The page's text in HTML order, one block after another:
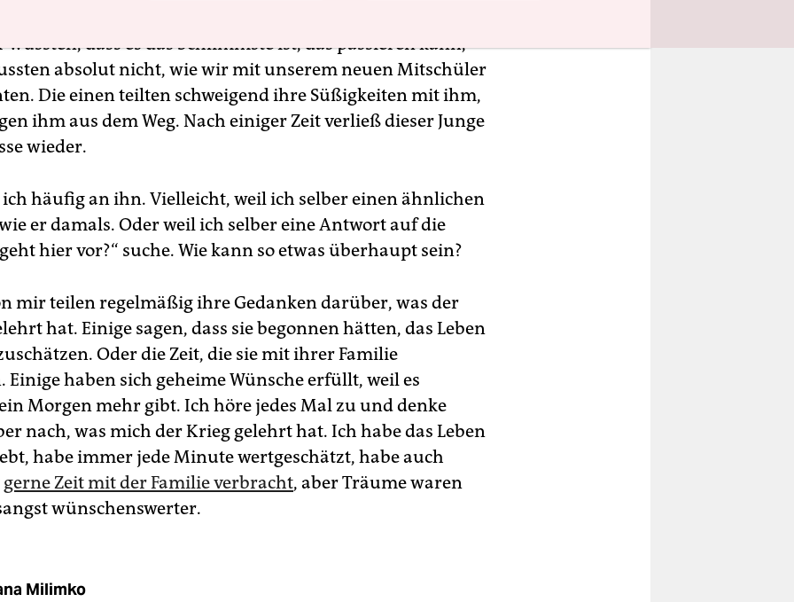
wussten, dass es das Schlimmste ist, das passieren kann,
absolut nicht, wie wir mit unserem neuen Mitschüler
Die einen teilten schweigend ihre Süßigkeiten mit ihm,
ihm aus dem Weg. Nach einiger Zeit verließ dieser Junge
wieder.
ich häufig an ihn. Vielleicht, weil ich selber einen ähnlichen
er damals. Oder weil ich selber eine Antwort auf die
geht hier vor?“ suche. Wie kann so etwas überhaupt sein?
mir teilen regelmäßig ihre Gedanken darüber, was der
hat. Einige sagen, dass sie begonnen hätten, das Leben
Oder die Zeit, die sie mit ihrer Familie
Einige haben sich geheime Wünsche erfüllt, weil es
Morgen mehr gibt. Ich höre jedes Mal zu und denke
nach, was mich der Krieg gelehrt hat. Ich habe das Leben
habe immer jede Minute wertgeschätzt, habe auch
gerne Zeit mit der Familie verbracht, aber Träume waren
wünschenswerter.
Milimko